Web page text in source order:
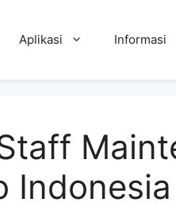
Aplikasi Informasi